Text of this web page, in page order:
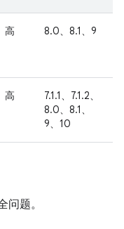
高 8.0、8.1、9
高
7.1.1、7.1.2、
8.0、8.1、
9、10
题。